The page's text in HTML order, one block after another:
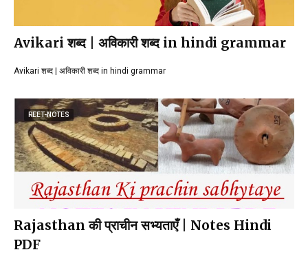
Avikari शब्द | अविकारी शब्द in hindi grammar
Avikari शब्द | अविकारी शब्द in hindi grammar
REET-NOTES
Rajasthan की प्राचीन सभ्यताएँ | Notes Hindi
PDF